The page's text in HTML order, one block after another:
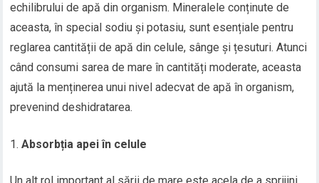
echilibrului de apă din organism. Mineralele conținute de
aceasta, în special sodiu și potasiu, sunt esențiale pentru
reglarea cantității de apă din celule, sânge și țesuturi. Atunci
când consumi sarea de mare în cantități moderate, aceasta
ajută la menținerea unui nivel adecvat de apă în organism,
prevenind deshidratarea.
Absorbția apei în celule